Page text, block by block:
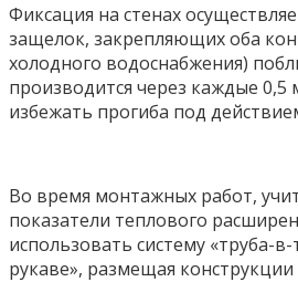
Фиксация на стенах
защелок, закрепляющих оба
холодного водоснабжения)
производится через каждые 0,5
избежать прогиба под
Во время монтажных работ,
показатели теплового
использовать систему «труба-
рукаве», размещая конструкции